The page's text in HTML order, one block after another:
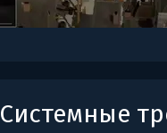
Системные